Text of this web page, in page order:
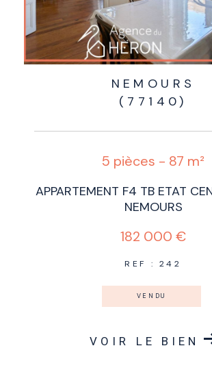
NEMOURS
(77140)
5 pièces - 87 m²
APPARTEMENT F4 TB ETAT
NEMOURS
182 000 €
REF : 242
VENDU
VOIR LE BIEN